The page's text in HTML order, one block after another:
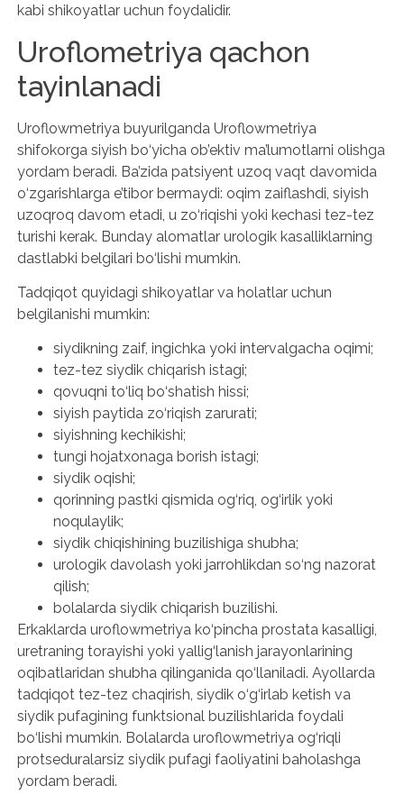
kabi shikoyatlar uchun foydalidir.
Uroflometriya qachon
tayinlanadi
Uroflowmetriya buyurilganda Uroflowmetriya
shifokorga siyish bo‘yicha ob’ektiv ma’lumotlarni olishga
yordam beradi. Ba’zida patsiyent uzoq vaqt davomida
o‘zgarishlarga e’tibor bermaydi: oqim zaiflashdi, siyish
uzoqroq davom etadi, u zo‘riqishi yoki kechasi tez-tez
turishi kerak. Bunday alomatlar urologik kasalliklarning
dastlabki belgilari bo‘lishi mumkin.
Tadqiqot quyidagi shikoyatlar va holatlar uchun
belgilanishi mumkin:
siydikning zaif, ingichka yoki intervalgacha oqimi;
tez-tez siydik chiqarish istagi;
qovuqni to‘liq bo‘shatish hissi;
siyish paytida zo‘riqish zarurati;
siyishning kechikishi;
tungi hojatxonaga borish istagi;
siydik oqishi;
qorinning pastki qismida og‘riq, og‘irlik yoki
noqulaylik;
siydik chiqishining buzilishiga shubha;
urologik davolash yoki jarrohlikdan so‘ng nazorat
qilish;
bolalarda siydik chiqarish buzilishi.
Erkaklarda uroflowmetriya ko‘pincha prostata kasalligi,
uretraning torayishi yoki yallig‘lanish jarayonlarining
oqibatlaridan shubha qilinganida qo‘llaniladi. Ayollarda
tadqiqot tez-tez chaqirish, siydik o‘g‘irlab ketish va
siydik pufagining funktsional buzilishlarida foydali
bo‘lishi mumkin. Bolalarda uroflowmetriya og‘riqli
protseduralarsiz siydik pufagi faoliyatini baholashga
yordam beradi.